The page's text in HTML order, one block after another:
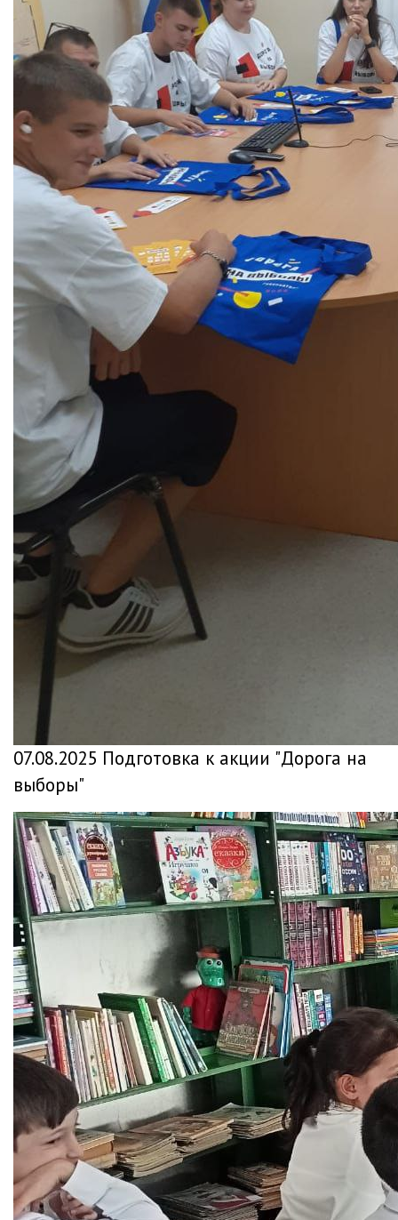
07.08.2025 Подготовка к акции "Дорога на
выборы"